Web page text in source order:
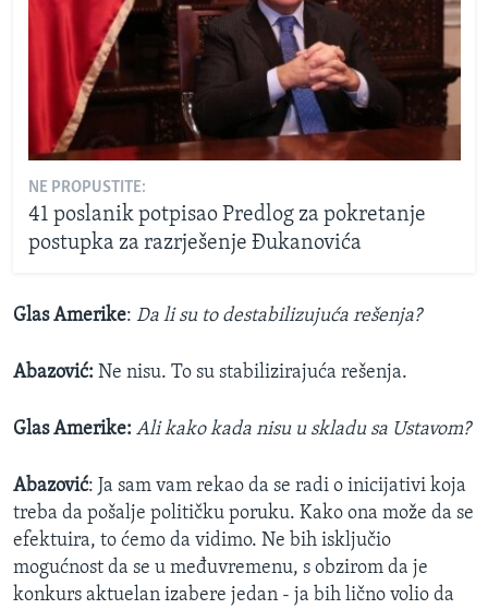
NE PROPUSTITE:
41 poslanik potpisao Predlog za pokretanje
postupka za razrješenje Đukanovića
Glas Amerike: Da li su to destabilizujuća rešenja?
Abazović: Ne nisu. To su stabilizirajuća rešenja.
Glas Amerike: Ali kako kada nisu u skladu sa Ustavom?
Abazović: Ja sam vam rekao da se radi o inicijativi koja
treba da pošalje političku poruku. Kako ona može da se
efektuira, to ćemo da vidimo. Ne bih isključio
mogućnost da se u međuvremenu, s obzirom da je
konkurs aktuelan izabere jedan - ja bih lično volio da